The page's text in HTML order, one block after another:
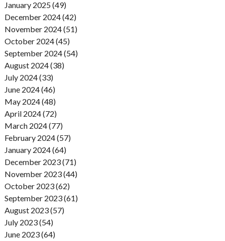
January 2025 (49)
December 2024 (42)
November 2024 (51)
October 2024 (45)
September 2024 (54)
August 2024 (38)
July 2024 (33)
June 2024 (46)
May 2024 (48)
April 2024 (72)
March 2024 (77)
February 2024 (57)
January 2024 (64)
December 2023 (71)
November 2023 (44)
October 2023 (62)
September 2023 (61)
August 2023 (57)
July 2023 (54)
June 2023 (64)